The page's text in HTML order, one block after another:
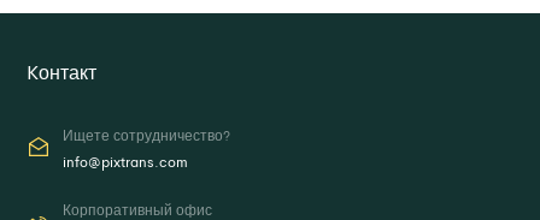
Kонтакт
Ищете сотрудничество?
info@pixtrans.com
Корпоративный офис